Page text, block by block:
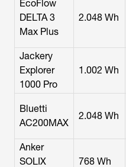
EcoFlow
DELTA 3
Max Plus
2.048 Wh
Jackery
Explorer
1000 Pro
1.002 Wh
Bluetti
AC200MAX
2.048 Wh
Anker
SOLIX
768 Wh